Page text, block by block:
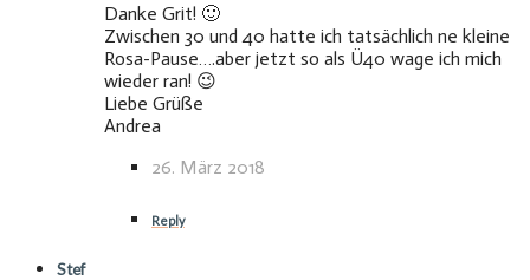
Danke Grit! 🙂
Zwischen 30 und 40 hatte ich tatsächlich ne kleine
Rosa-Pause….aber jetzt so als Ü40 wage ich mich
wieder ran! 😉
Liebe Grüße
Andrea
26. März 2018
Reply
Stef